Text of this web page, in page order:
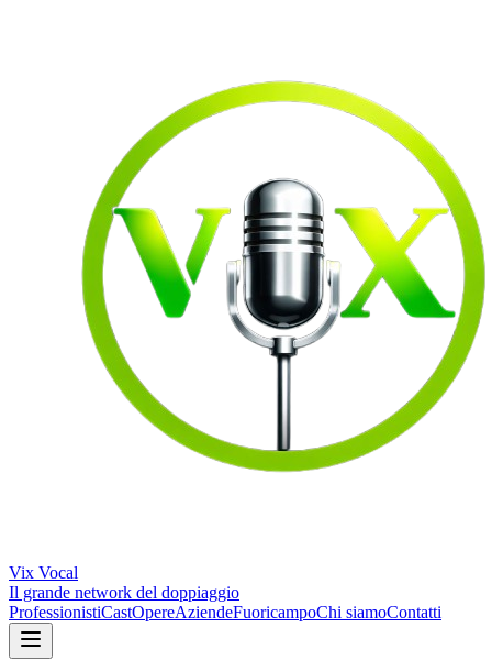
Vix Vocal
Il grande network del doppiaggio
ProfessionistiCastOpereAziendeFuoricampoChi siamoContatti